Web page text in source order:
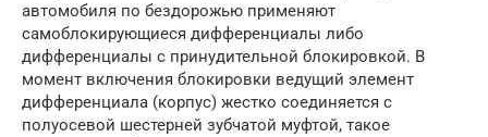
автомобиля по бездорожью применяют
самоблокирующиеся дифференциалы либо
дифференциалы с принудительной блокировкой. В
момент включения блокировки ведущий элемент
дифференциала (корпус) жестко соединяется с
полуосевой шестерней зубчатой муфтой, такое